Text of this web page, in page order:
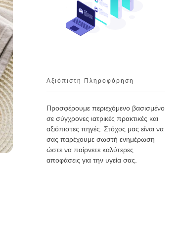
Αξιόπιστη Πληροφόρηση
Προσφέρουμε περιεχόμενο βασισμένο
σε σύγχρονες ιατρικές πρακτικές και
αξιόπιστες πηγές. Στόχος μας είναι να
σας παρέχουμε σωστή ενημέρωση
ώστε να παίρνετε καλύτερες
αποφάσεις για την υγεία σας.